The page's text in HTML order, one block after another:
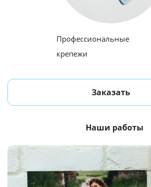
Профессиональные
крепежи
Заказать
Наши работы